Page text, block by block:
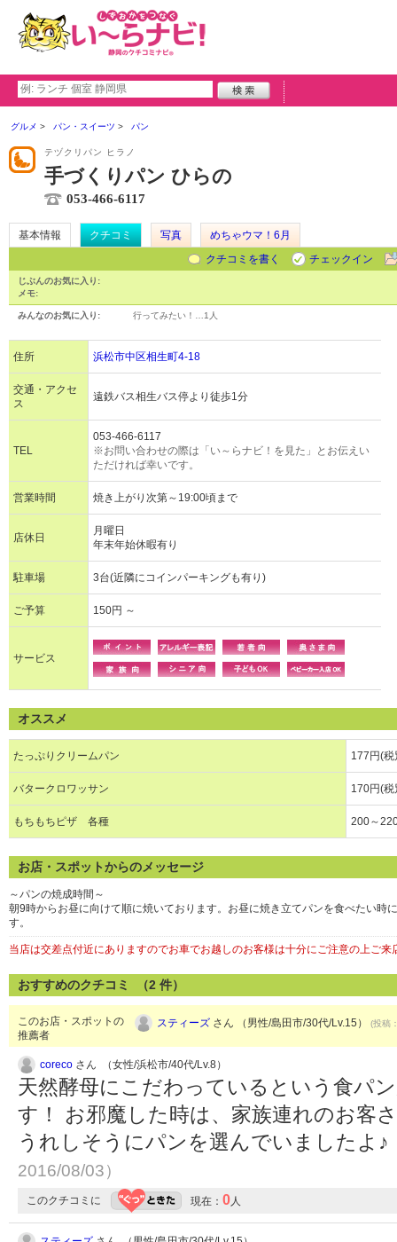
グルメ パン・スイーツ パン
テヅクリパン ヒラノ
手づくりパン ひらの
053-466-6117
基本情報 クチコミ 写真
めちゃウマ！6月
クチコミを書く
チェックイン
じぶんのお気に入り:
メモ:
みんなのお気に入り: 行ってみたい！… 1人
住所 浜松市中区相生町4-18
交通・アクセ
ス
遠鉄バス相生バス停より徒歩1分
TEL
053-466-6117
※お問い合わせの際は「い～らナビ！を見た」とお伝えい
ただければ幸いです。
営業時間 焼き上がり次第～19:00頃まで
店休日
月曜日
年末年始休暇有り
駐車場 3台(近隣にコインパーキングも有り)
ご予算 150円 ～
サービス
オススメ
たっぷりクリームパン 177円(税
バタークロワッサン 170円(税
もちもちピザ 各種 200～
お店・スポットからのメッセージ
～パンの焼成時間～
朝9時からお昼に向けて順に焼いております。お昼に焼き立てパンを食べたい時
す。
当店は交差点付近にありますのでお車でお越しのお客様は十分にご注意の上ご来
おすすめのクチコミ （2 件）
このお店・スポットの
推薦者
スティーズ さん （男性/島田市/30代/Lv.15） (投稿
coreco さん （女性/浜松市/40代/Lv.8）
天然酵母にこだわっているという食パ
す！ お邪魔した時は、家族連れのお客
うれしそうにパンを選んでいましたよ♪
2016/08/03）
このクチコミに 現在： 0人